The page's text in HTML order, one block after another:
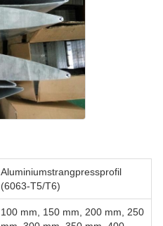
Aluminiumstrangpressprofil
(6063-T5/T6)
100 mm, 150 mm, 200 mm, 250